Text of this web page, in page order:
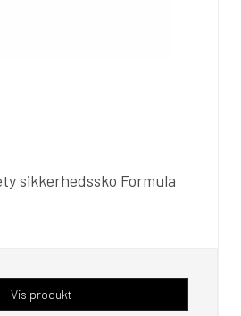
sikkerhedssko Formula
Vis produkt